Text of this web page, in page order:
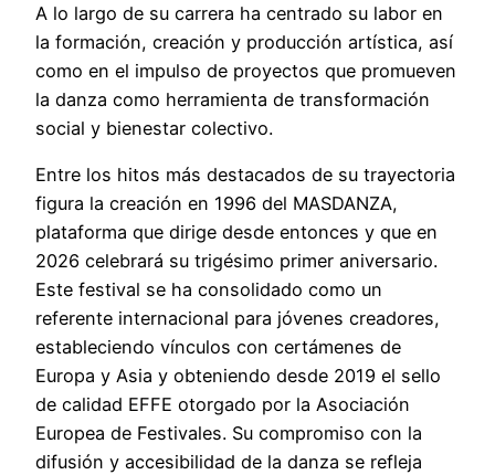
A lo largo de su carrera ha centrado su labor en
la formación, creación y producción artística, así
como en el impulso de proyectos que promueven
la danza como herramienta de transformación
social y bienestar colectivo.
Entre los hitos más destacados de su trayectoria
figura la creación en 1996 del MASDANZA,
plataforma que dirige desde entonces y que en
2026 celebrará su trigésimo primer aniversario.
Este festival se ha consolidado como un
referente internacional para jóvenes creadores,
estableciendo vínculos con certámenes de
Europa y Asia y obteniendo desde 2019 el sello
de calidad EFFE otorgado por la Asociación
Europea de Festivales. Su compromiso con la
difusión y accesibilidad de la danza se refleja